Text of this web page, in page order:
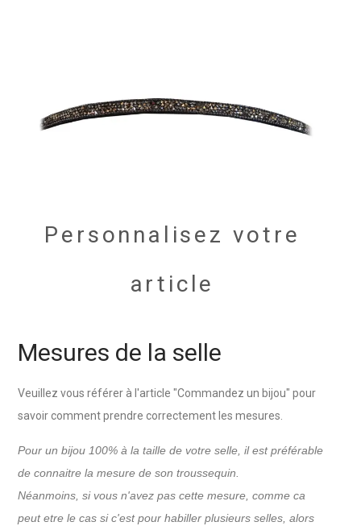
Personnalisez votre
article
Mesures de la selle
Veuillez vous référer à l'article "Commandez un bijou" pour
savoir comment prendre correctement les mesures.
Pour un bijou 100% à la taille de votre selle, il est préférable
de connaitre la mesure de son troussequin.
Néanmoins, si vous n'avez pas cette mesure, comme ca
peut etre le cas si c'est pour habiller plusieurs selles, alors